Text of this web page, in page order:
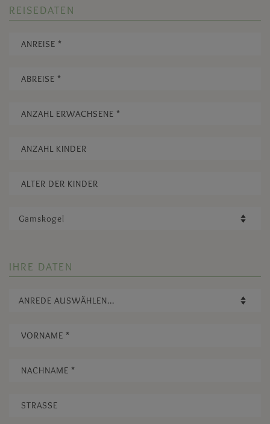
REISEDATEN
IHRE DATEN